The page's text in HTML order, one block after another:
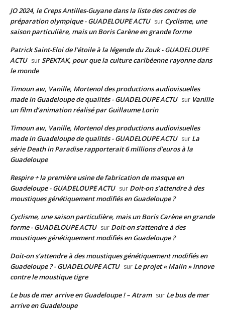
JO 2024, le Creps Antilles-Guyane dans la liste des centres de
préparation olympique - GUADELOUPE ACTU sur Cyclisme, une
saison particulière, mais un Boris Carène en grande forme
Patrick Saint-Eloi de l’étoile à la légende du Zouk - GUADELOUPE
ACTU surSPEKTAK, pour que la culture caribéenne rayonne dans
le monde
Timoun aw, Vanille, Mortenol des productions audiovisuelles
made in Guadeloupe de qualités - GUADELOUPE ACTU sur Vanille
un film d’animation réalisé par Guillaume Lorin
Timoun aw, Vanille, Mortenol des productions audiovisuelles
made in Guadeloupe de qualités - GUADELOUPE ACTU sur La
série Death in Paradise rapporterait 6 millions d’euros à la
Guadeloupe
Respire + la première usine de fabrication de masque en
Guadeloupe - GUADELOUPE ACTU sur Doit-on s’attendre à des
moustiques génétiquement modifiés en Guadeloupe ?
Cyclisme, une saison particulière, mais un Boris Carène en grande
forme - GUADELOUPE ACTU sur Doit-on s’attendre à des
moustiques génétiquement modifiés en Guadeloupe ?
Doit-on s’attendre à des moustiques génétiquement modifiés en
Guadeloupe ? - GUADELOUPE ACTU sur Le projet « Malin » innove
contre le moustique tigre
Le bus de mer arrive en Guadeloupe ! – Atram sur Le bus de mer
arrive en Guadeloupe